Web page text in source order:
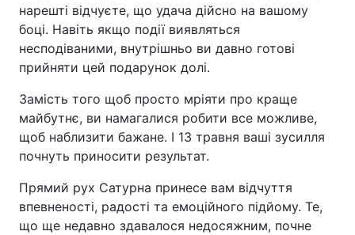
нарешті відчуєте, що удача дійсно на вашому
боці. Навіть якщо події виявляться
несподіваними, внутрішньо ви давно готові
прийняти цей подарунок долі.
Замість того щоб просто мріяти про краще
майбутнє, ви намагалися робити все можливе,
щоб наблизити бажане. І 13 травня ваші зусилля
почнуть приносити результат.
Прямий рух Сатурна принесе вам відчуття
впевненості, радості та емоційного підйому. Те,
що ще недавно здавалося недосяжним, почне